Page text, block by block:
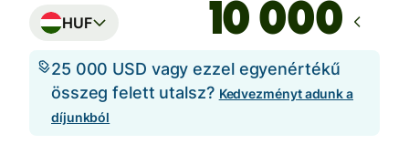
HUF
25 000 USD vagy ezzel egyenértékű
összeg felett utalsz? Kedvezményt adunk a
díjunkból